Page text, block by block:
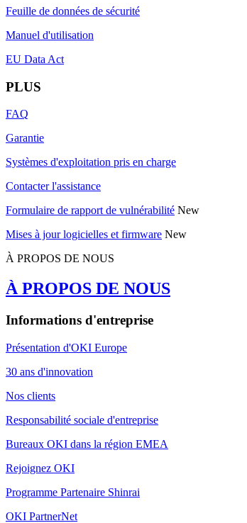
Feuille de données de sécurité
Manuel d'utilisation
EU Data Act
PLUS
FAQ
Garantie
Systèmes d'exploitation pris en charge
Contacter l'assistance
Formulaire de rapport de vulnérabilité New
Mises à jour logicielles et firmware New
À PROPOS DE NOUS
À PROPOS DE NOUS
Informations d'entreprise
Présentation d'OKI Europe
30 ans d'innovation
Nos clients
Responsabilité sociale d'entreprise
Bureaux OKI dans la région EMEA
Rejoignez OKI
Programme Partenaire Shinrai
OKI PartnerNet